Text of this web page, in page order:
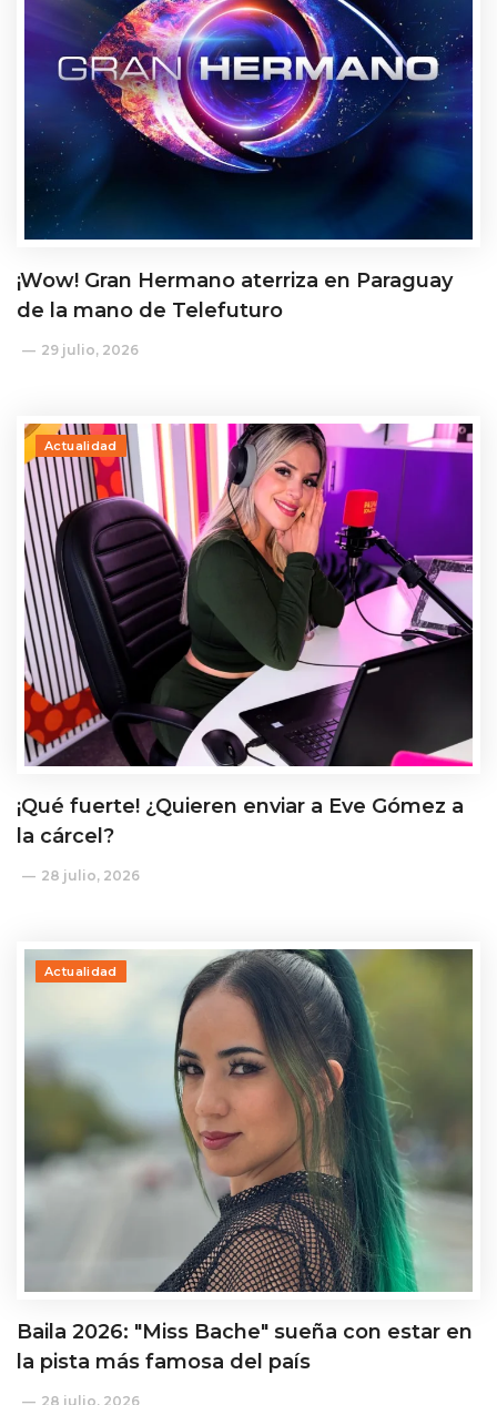
¡Wow! Gran Hermano aterriza en Paraguay
de la mano de Telefuturo
29 julio, 2026
Actualidad
¡Qué fuerte! ¿Quieren enviar a Eve Gómez a
la cárcel?
28 julio, 2026
Actualidad
Baila 2026: "Miss Bache" sueña con estar en
la pista más famosa del país
28 julio, 2026